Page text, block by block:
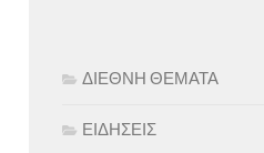
ΔΙΕΘΝΗ ΘΕΜΑΤΑ
ΕΙΔΗΣΕΙΣ